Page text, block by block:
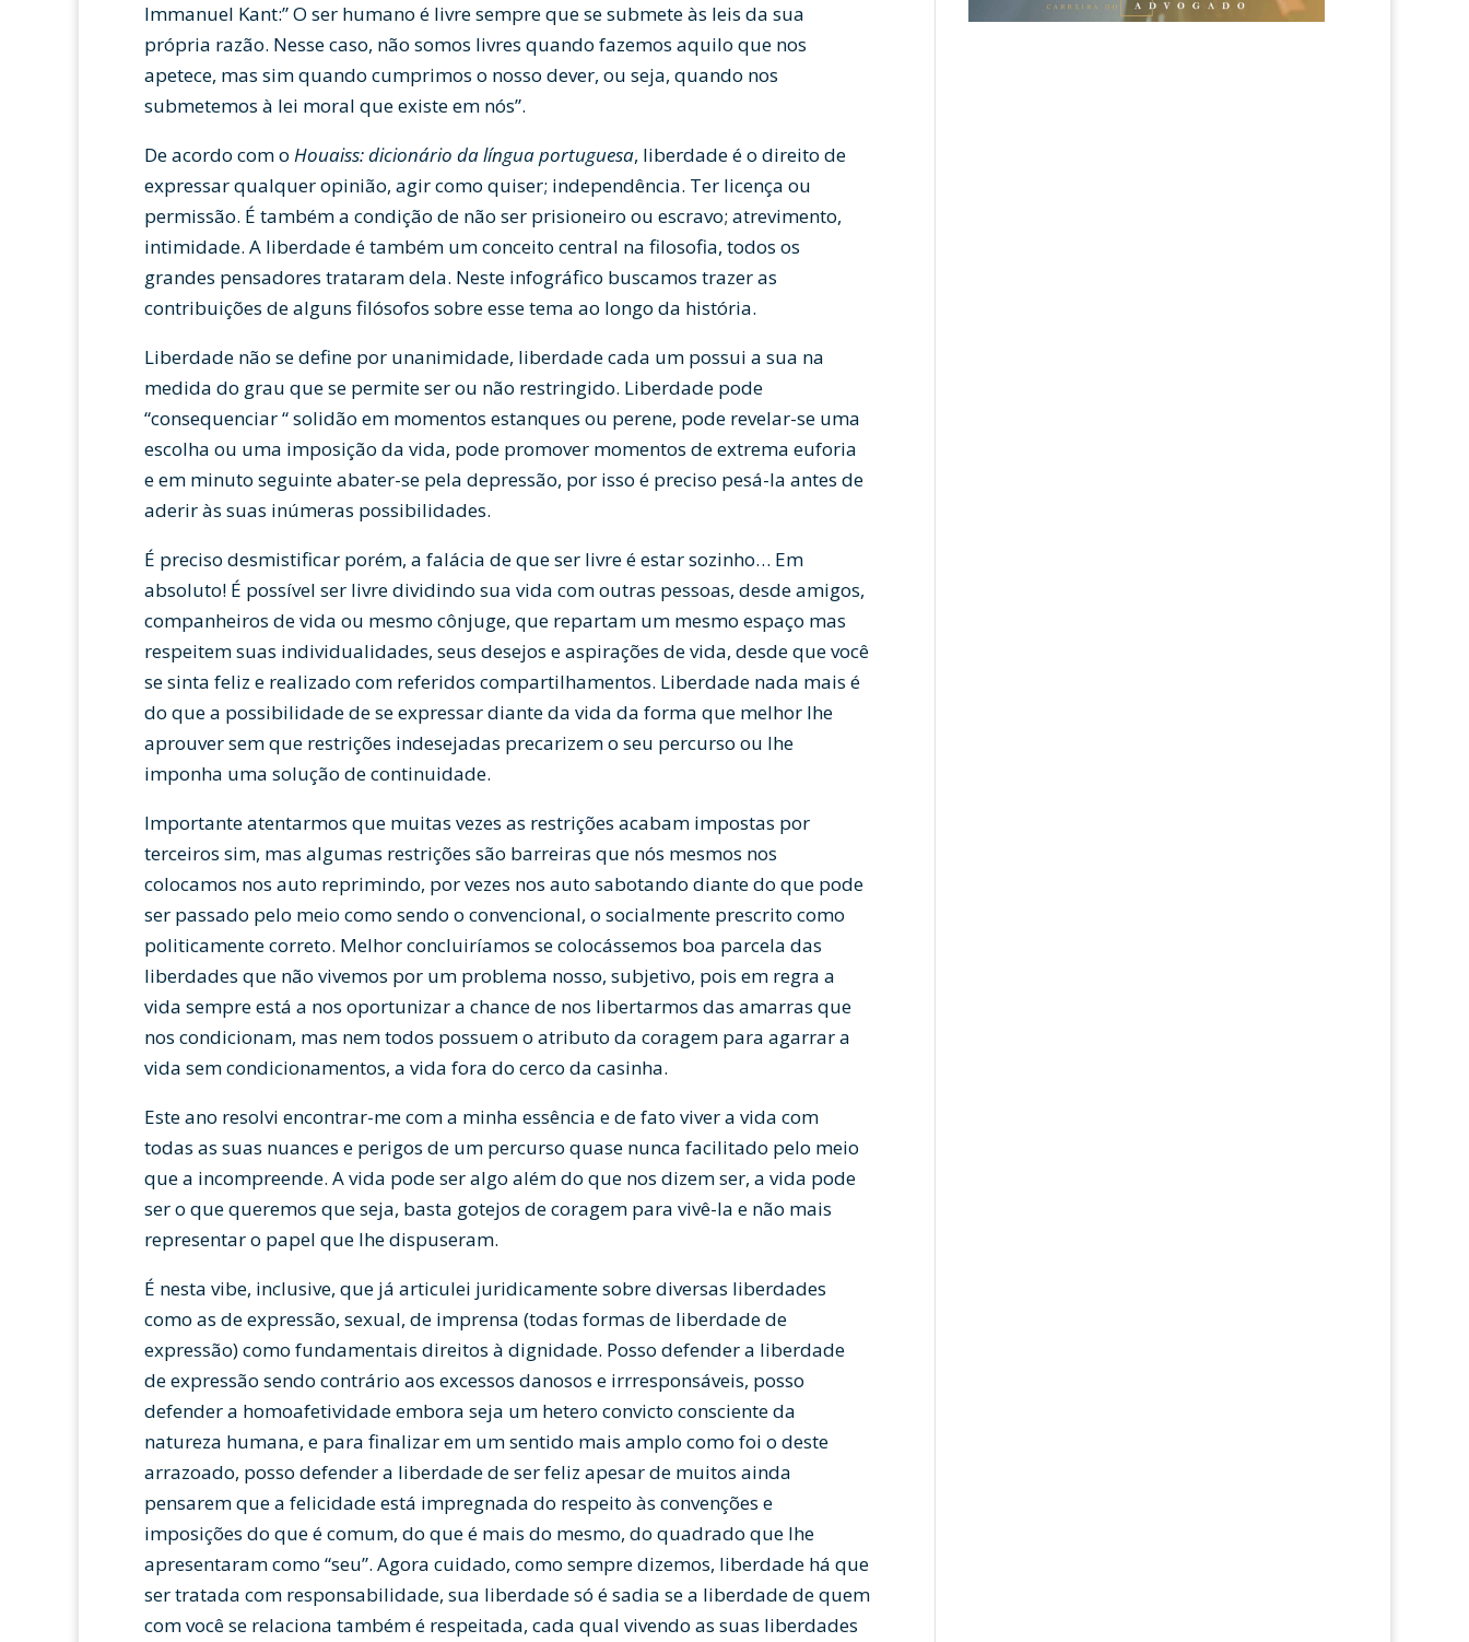
Immanuel Kant:” O ser humano é livre sempre que se submete às leis da sua
própria razão. Nesse caso, não somos livres quando fazemos aquilo que nos
apetece, mas sim quando cumprimos o nosso dever, ou seja, quando nos
submetemos à lei moral que existe em nós”.
De acordo com o Houaiss: dicionário da língua portuguesa, liberdade é o direito de
expressar qualquer opinião, agir como quiser; independência. Ter licença ou
permissão. É também a condição de não ser prisioneiro ou escravo; atrevimento,
intimidade. A liberdade é também um conceito central na filosofia, todos os
grandes pensadores trataram dela. Neste infográfico buscamos trazer as
contribuições de alguns filósofos sobre esse tema ao longo da história.
Liberdade não se define por unanimidade, liberdade cada um possui a sua na
medida do grau que se permite ser ou não restringido. Liberdade pode
“consequenciar “ solidão em momentos estanques ou perene, pode revelar-se uma
escolha ou uma imposição da vida, pode promover momentos de extrema euforia
e em minuto seguinte abater-se pela depressão, por isso é preciso pesá-la antes de
aderir às suas inúmeras possibilidades.
É preciso desmistificar porém, a falácia de que ser livre é estar sozinho… Em
absoluto! É possível ser livre dividindo sua vida com outras pessoas, desde amigos,
companheiros de vida ou mesmo cônjuge, que repartam um mesmo espaço mas
respeitem suas individualidades, seus desejos e aspirações de vida, desde que você
se sinta feliz e realizado com referidos compartilhamentos. Liberdade nada mais é
do que a possibilidade de se expressar diante da vida da forma que melhor lhe
aprouver sem que restrições indesejadas precarizem o seu percurso ou lhe
imponha uma solução de continuidade.
Importante atentarmos que muitas vezes as restrições acabam impostas por
terceiros sim, mas algumas restrições são barreiras que nós mesmos nos
colocamos nos auto reprimindo, por vezes nos auto sabotando diante do que pode
ser passado pelo meio como sendo o convencional, o socialmente prescrito como
politicamente correto. Melhor concluiríamos se colocássemos boa parcela das
liberdades que não vivemos por um problema nosso, subjetivo, pois em regra a
vida sempre está a nos oportunizar a chance de nos libertarmos das amarras que
nos condicionam, mas nem todos possuem o atributo da coragem para agarrar a
vida sem condicionamentos, a vida fora do cerco da casinha.
Este ano resolvi encontrar-me com a minha essência e de fato viver a vida com
todas as suas nuances e perigos de um percurso quase nunca facilitado pelo meio
que a incompreende. A vida pode ser algo além do que nos dizem ser, a vida pode
ser o que queremos que seja, basta gotejos de coragem para vivê-la e não mais
representar o papel que lhe dispuseram.
É nesta vibe, inclusive, que já articulei juridicamente sobre diversas liberdades
como as de expressão, sexual, de imprensa (todas formas de liberdade de
expressão) como fundamentais direitos à dignidade. Posso defender a liberdade
de expressão sendo contrário aos excessos danosos e irrresponsáveis, posso
defender a homoafetividade embora seja um hetero convicto consciente da
natureza humana, e para finalizar em um sentido mais amplo como foi o deste
arrazoado, posso defender a liberdade de ser feliz apesar de muitos ainda
pensarem que a felicidade está impregnada do respeito às convenções e
imposições do que é comum, do que é mais do mesmo, do quadrado que lhe
apresentaram como “seu”. Agora cuidado, como sempre dizemos, liberdade há que
ser tratada com responsabilidade, sua liberdade só é sadia se a liberdade de quem
com você se relaciona também é respeitada, cada qual vivendo as suas liberdades